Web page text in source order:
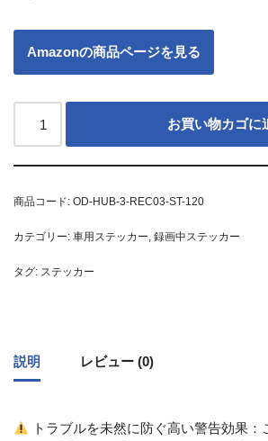
Amazonの商品ページを見る
お買い物カゴに
商品コード: OD-HUB-3-REC03-ST-120
カテゴリー: 車用ステッカー, 録画中ステッカー
タグ: ステッカー
説明 レビュー (0)
トラブルを未然に防ぐ高い警告効果：